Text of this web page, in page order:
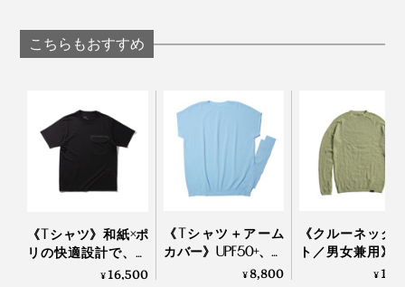
30番手の糸を撚らずに、2本引き揃えて高密度に編み立
いう選択によって、たくさんの人に届きやすい価格まで
実現しました。
AMIGAMI
こちらもおすすめ
《Tシャツ》和紙×ポ
リの快適設計で、湿
気を吸って逃す、
¥16,500
《Tシャツ＋アーム
カバー》UPF50+、縫
い目なしで動きやす
¥8,800
《クルーネック
ト／男女兼用》
な調湿・調温
¥